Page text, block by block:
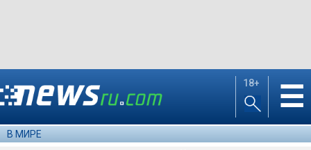
18+ ☰
В МИРЕ